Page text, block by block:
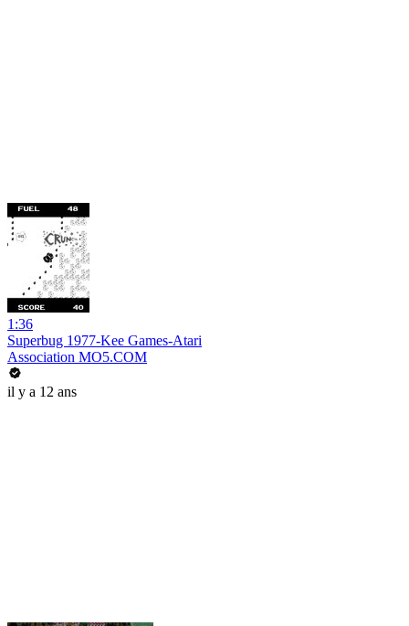
1:36
Superbug 1977-Kee Games-Atari
Association MO5.COM
il y a 12 ans